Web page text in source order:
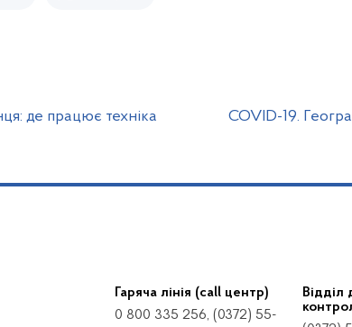
де працює техніка
COVID-19.
Гаряча лінія (call центр)
0 800 335 256, (0372) 55-
Відділ